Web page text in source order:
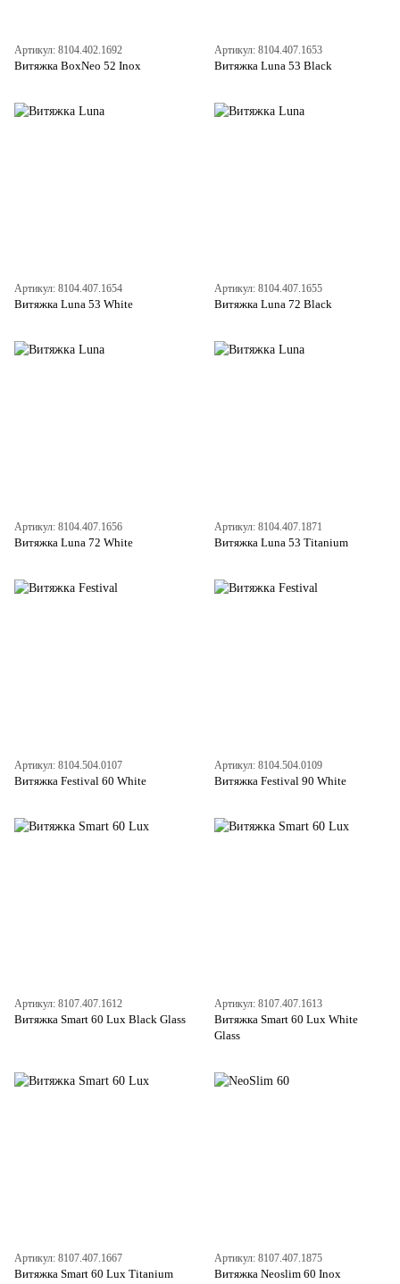
Артикул: 8104.402.1692
Витяжка BoxNeo 52 Inox
Артикул: 8104.407.1653
Витяжка Luna 53 Black
Артикул: 8104.407.1654
Витяжка Luna 53 White
Артикул: 8104.407.1655
Витяжка Luna 72 Black
Артикул: 8104.407.1656
Витяжка Luna 72 White
Артикул: 8104.407.1871
Витяжка Luna 53 Titanium
Артикул: 8104.504.0107
Витяжка Festival 60 White
Артикул: 8104.504.0109
Витяжка Festival 90 White
Артикул: 8107.407.1612
Витяжка Smart 60 Lux Black Glass
Артикул: 8107.407.1613
Витяжка Smart 60 Lux White
Glass
Артикул: 8107.407.1667
Витяжка Smart 60 Lux Titanium
Артикул: 8107.407.1875
Витяжка Neoslim 60 Inox